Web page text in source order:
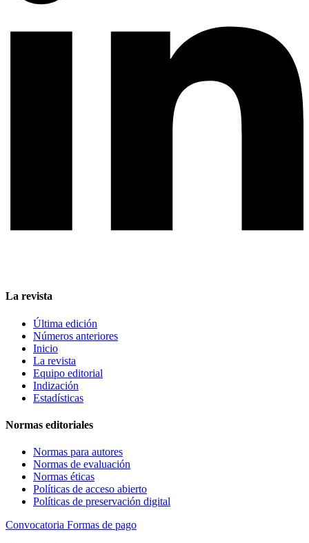
La revista
Última edición
Números anteriores
Inicio
La revista
Equipo editorial
Indización
Estadísticas
Normas editoriales
Normas para autores
Normas de evaluación
Normas éticas
Políticas de acceso abierto
Políticas de preservación digital
Convocatoria Formas de pago